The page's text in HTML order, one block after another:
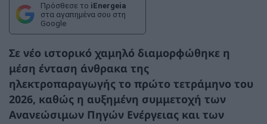
Πρόσθεσε το iEnergeia
στα αγαπημένα σου στη
Google
Σε νέο ιστορικό χαμηλό διαμορφώθηκε η
μέση ένταση άνθρακα της
ηλεκτροπαραγωγής το πρώτο τετράμηνο του
2026, καθώς η αυξημένη συμμετοχή των
Ανανεώσιμων Πηγών Ενέργειας και των